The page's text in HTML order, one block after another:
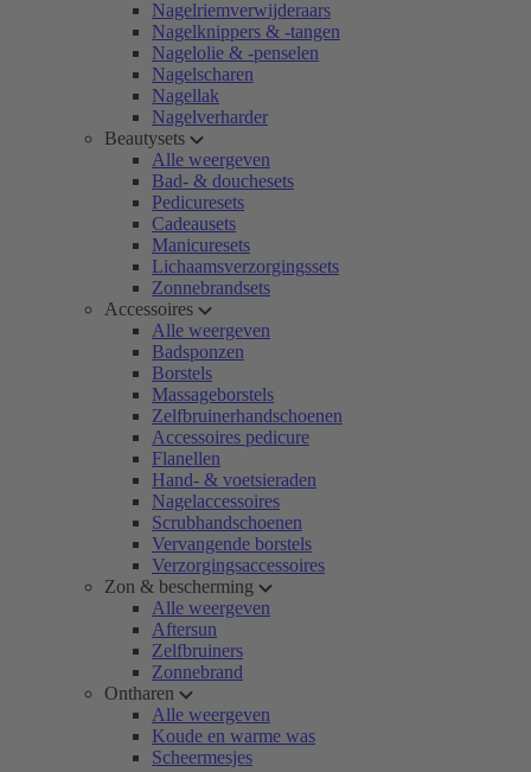
Nagelriemverwijderaars
Nagelknippers & -tangen
Nagelolie & -penselen
Nagelscharen
Nagellak
Nagelverharder
Beautysets
Alle weergeven
Bad- & douchesets
Pedicuresets
Cadeausets
Manicuresets
Lichaamsverzorgingssets
Zonnebrandsets
Accessoires
Alle weergeven
Badsponzen
Borstels
Massageborstels
Zelfbruinerhandschoenen
Accessoires pedicure
Flanellen
Hand- & voetsieraden
Nagelaccessoires
Scrubhandschoenen
Vervangende borstels
Verzorgingsaccessoires
Zon & bescherming
Alle weergeven
Aftersun
Zelfbruiners
Zonnebrand
Ontharen
Alle weergeven
Koude en warme was
Scheermesjes